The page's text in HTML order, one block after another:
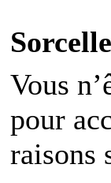
Vous
pour
raisons